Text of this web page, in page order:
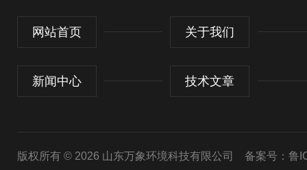
网站首页 关于我们
新闻中心 技术文章
版权所有 © 2026 山东万象环境科技有限公司 备案号：鲁